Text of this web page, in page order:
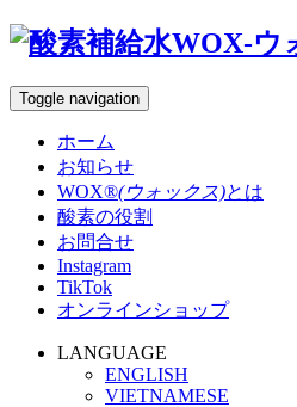
Toggle navigation
ホーム
お知らせ
WOX®(ウォックス)とは
酸素の役割
お問合せ
Instagram
TikTok
オンラインショップ
LANGUAGE
ENGLISH
VIETNAMESE